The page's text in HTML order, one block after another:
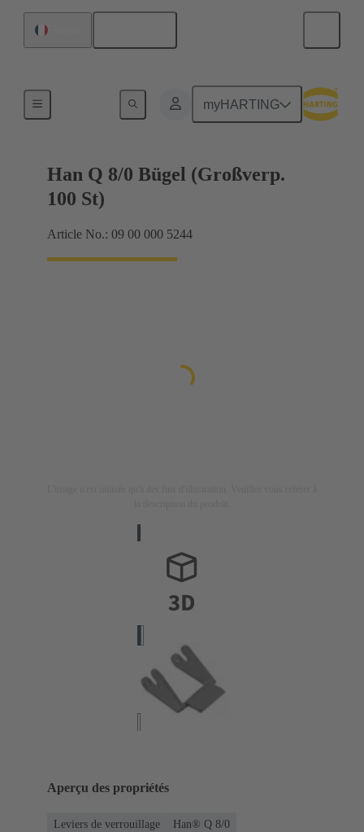
myHARTING
Systèmes de verrouillage
Han Q 8/0 Bügel (Großverp.
100 St)
Article No.: 09 00 000 5244
Aperçu des propriétés
Leviers de verrouillage
Han® Q 8/0